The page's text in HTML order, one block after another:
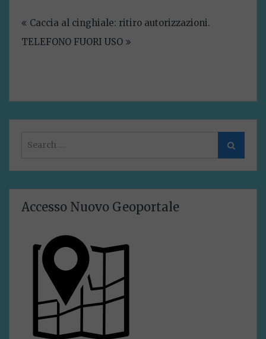
articoli
Caccia al cinghiale: ritiro autorizzazioni.
TELEFONO FUORI USO
for:
Search
Accesso Nuovo Geoportale